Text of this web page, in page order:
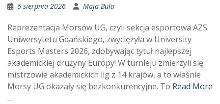
6 sierpnia 2026 Maja Buła
Reprezentacja Morsów UG, czyli sekcja esportowa AZS
Uniwersytetu Gdańskiego, zwyciężyła w University
Esports Masters 2026, zdobywając tytuł najlepszej
akademickiej drużyny Europy! W turnieju zmierzyli się
mistrzowie akademickich lig z 14 krajów, a to właśnie
Morsy UG okazały się bezkonkurencyjne. To Read More
…